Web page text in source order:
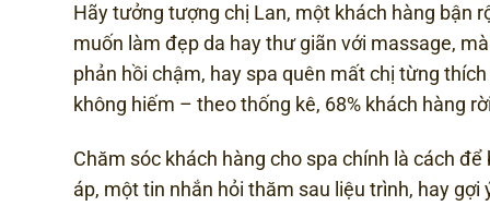
Hãy tưởng tượng chị Lan, một khách hàng bận
muốn làm đẹp da hay thư giãn với massage,
phản hồi chậm, hay spa quên mất chị từng
không hiếm – theo thống kê, 68% khách hàng
Chăm sóc khách hàng cho spa chính là cách
áp, một tin nhắn hỏi thăm sau liệu trình, hay